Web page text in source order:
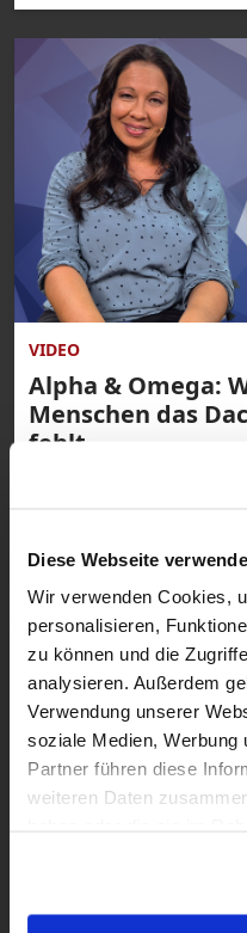
Diese Webseite
Wir verwenden Cookies,
personalisieren,
zu können und die
analysieren. Außerdem
Verwendung unserer
soziale Medien, Werbung
Partner führen diese
weiteren Daten
VIDEO
Alpha & Omega:
Menschen das
fehlt
Wenn jungen